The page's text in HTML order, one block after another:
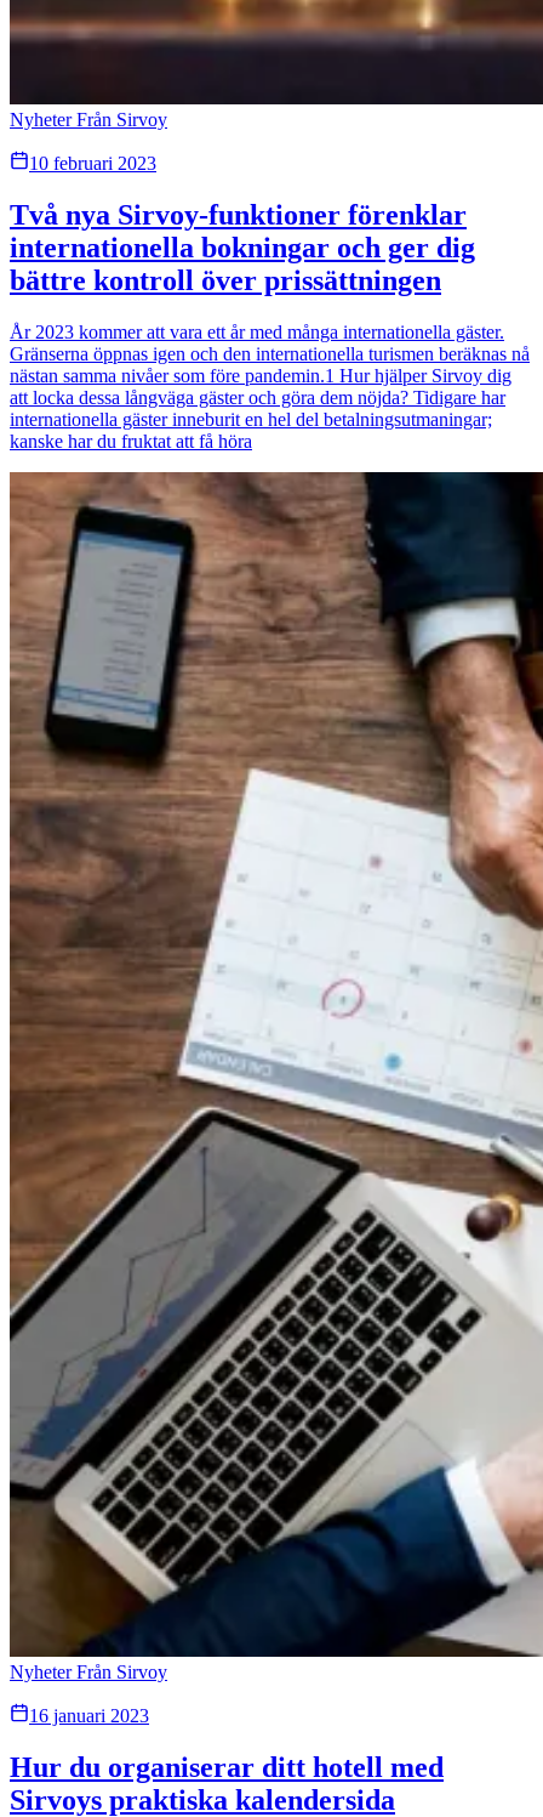
Nyheter Från Sirvoy
10 februari 2023
Två nya Sirvoy-funktioner förenklar
internationella bokningar och ger dig
bättre kontroll över prissättningen
År 2023 kommer att vara ett år med många internationella gäster.
Gränserna öppnas igen och den internationella turismen beräknas nå
nästan samma nivåer som före pandemin.1 Hur hjälper Sirvoy dig
att locka dessa långväga gäster och göra dem nöjda? Tidigare har
internationella gäster inneburit en hel del betalningsutmaningar;
kanske har du fruktat att få höra
Nyheter Från Sirvoy
16 januari 2023
Hur du organiserar ditt hotell med
Sirvoys praktiska kalendersida